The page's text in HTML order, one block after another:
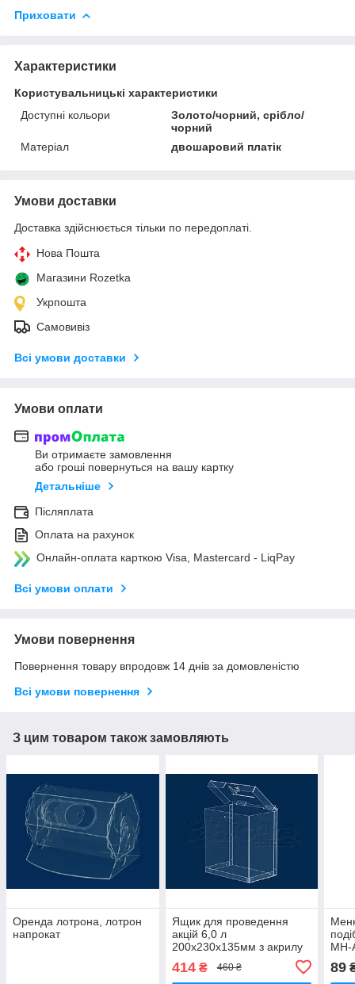
Приховати
Характеристики
Користувальницькі характеристики
Доступні кольори
Золото/чорний, срібло/
чорний
Матеріал
двошаровий платік
Умови доставки
Доставка здійснюється тільки по передоплаті.
Нова Пошта
Магазини Rozetka
Укрпошта
Самовивіз
Всі умови доставки
Умови оплати
Ви отримаєте замовлення
або гроші повернуться на вашу картку
Детальніше
Післяплата
Оплата на рахунок
Онлайн-оплата карткою Visa, Mastercard - LiqPay
Всі умови оплати
Умови повернення
Повернення товару впродовж 14 днів за домовленістю
Всі умови повернення
З цим товаром також замовляють
Оренда лотрона, лотрон
напрокат
Ящик для проведення
акцій 6,0 л
200х230х135мм з акрилу
414₴ 460 ₴
MH-
89